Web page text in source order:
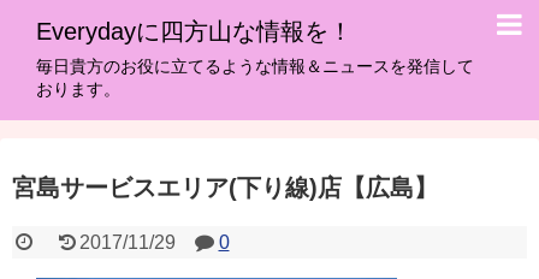
Everydayに四方山な情報を！
毎日貴方のお役に立てるような情報＆ニュースを発信して
おります。
宮島サービスエリア(下り線)店【広島】
2017/11/29 0